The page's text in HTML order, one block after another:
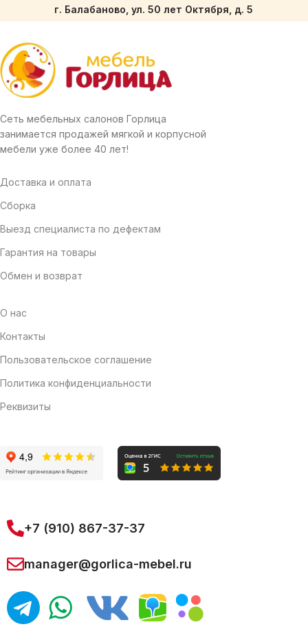
г. Балабаново, ул. 50 лет Октября, д. 5
Сеть мебельных салонов Горлица
занимается продажей мягкой и корпусной
мебели уже более 40 лет!
Доставка и оплата
Сборка
Выезд специалиста по дефектам
Гарантия на товары
Обмен и возврат
О нас
Контакты
Пользовательское соглашение
Политика конфиденциальности
Реквизиты
+7 (910) 867-37-37
manager@gorlica-mebel.ru